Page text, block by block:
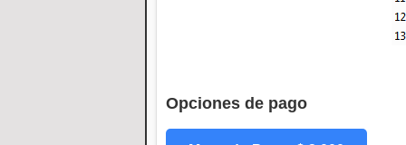
Opciones de pago